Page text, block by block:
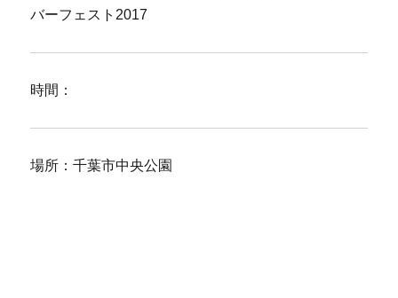
バーフェスト2017
時間：
場所：千葉市中央公園